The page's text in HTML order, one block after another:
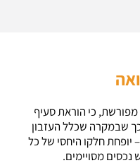
מפורשת, כי הוראת סעיף
כך שבמקרה שכלל העזבון
יופחת חלקו היחסי של כל
נכסים מסויימים.